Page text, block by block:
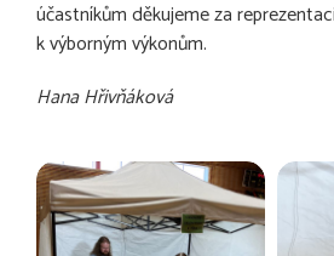
účastníkům děkujeme za
k výborným výkonům.
Hana Hřivňáková